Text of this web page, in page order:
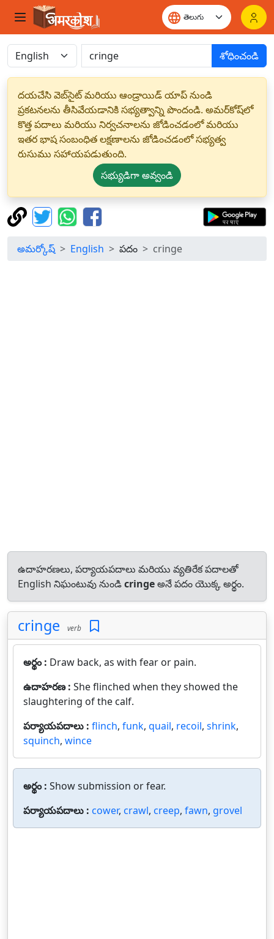
శోధించండి
దయచేసి వెబ్‌సైట్ మరియు ఆండ్రాయిడ్ యాప్ నుండి
ప్రకటనలను తీసివేయడానికి సభ్యత్వాన్ని పొందండి. అమర్‌కోష్‌లో
కొత్త పదాలు మరియు నిర్వచనాలను జోడించడంలో మరియు
ఇతర భాష సంబంధిత లక్షణాలను జోడించడంలో సభ్యత్వ
రుసుము సహాయపడుతుంది.
సభ్యుడిగా అవ్వండి
అమర్కోష్ English పదం cringe
ఉదాహరణలు, పర్యాయపదాలు మరియు వ్యతిరేక పదాలతో
English నిఘంటువు నుండిcringeఅనే పదం యొక్క అర్థం.
cringe verb
అర్థం : Draw back, as with fear or pain.
ఉదాహరణ : She flinched when they showed the
slaughtering of the calf.
పర్యాయపదాలు : flinch, funk, quail, recoil, shrink,
squinch, wince
అర్థం : Show submission or fear.
పర్యాయపదాలు : cower, crawl, creep, fawn, grovel